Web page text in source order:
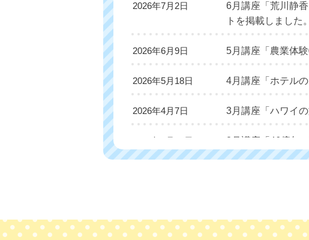
2026年7月2日
6月講座「荒川静
トを掲載しました。
2026年6月9日 5月講座「農業体
2026年5月18日 4月講座「ホテル
2026年4月7日 3月講座「ハワイ
2月講座「46億年
た。